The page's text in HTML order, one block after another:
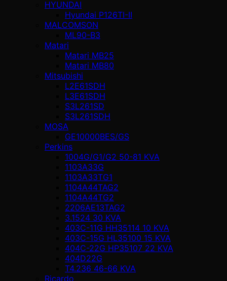
HYUNDAI
Hyundai P126TI-II
MALCOMSON
ML90-B3
Matari
Matari MB25
Matari MB80
Mitsubishi
L2E61SDH
L3E61SDH
S3L261SD
S3L261SDH
MOSA
GE10000BES/GS
Perkins
1004G/G1/G2 50-81 KVA
1103A33G
1103A33TG1
1104A44TAG2
1104A44TG2
2206AE13TAG2
3.1524 30 KVA
403C-11G HH35114 10 KVA
403C-15G HL35100 15 KVA
404C-22G HP35107 22 KVA
404D22G
T4.236 46-66 KVA
Ricardo